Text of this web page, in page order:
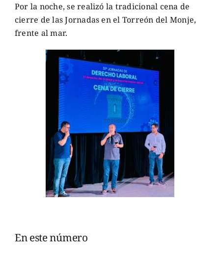
Por la noche, se realizó la tradicional cena de
cierre de las Jornadas en el Torreón del Monje,
frente al mar.
En este número